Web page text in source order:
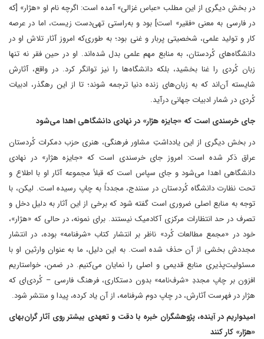
در بخش دیگری از این مطلب «عباس غزالی» آمده است: اگرچه نام او «هژار» [که
در فارسی به معنی «فقیر» است] بود و به‌راستی تهی‌دست زیست، اما در عرصه‌
کار و تولید علمی، شخصیتی پربار و غنی بود؛ به طوری‌که امروز آثار تلاش او در
دانشگاه‌های کُردستان، به منابع مهم علمی بدل شده‌اند. او در حین فقر نه تنها
زبان کُردی را غنا بخشید، بلکه دانشگاه‌ها را نیز توانگر کرد. در واقع، آثارش
شایسته آن‌اند که به زبان‌های زنده دنیا ترجمه شوند؛ تا از این رهگذر، ادبیات
کُردی در شمار ادبیات جهانی درآید.
جای خرسندی است که «جایزه‌ هژار» در نهادی دانشگاهی اهدا می‌شود
در بخش دیگری از این یادداشتِ مشاور فرهنگی، هنری حزب دمکرات کُردستان
عراق ذکر شده است: امروز جای خرسندی است که «جایزه‌ هژار» در نهادی
دانشگاهی اهدا می‌شود و جای سپاس است که قبلاً مجموعه ‌آثار او با ‌اطلاع و
تحت نظارت دانشگاه کُردستان در سنندج، مجدداً به چاپ رسیده است. لیکن، با
توجه به منابع اصلی ضروری است گفته شود که برخی از این آثار به دلیل دخل و
تصرف در حد انتظارات مرکزی آکادمیک نیستند. برای نمونه، در حالی که «هژار»،
خود در «مجمع مطالعات کُرد» ناظر بر انتشار کتاب «شرفنامه» بوده، در انتشار
مجددش بخشی از آن حذف شده است. به این دلیل، ما به عنوان وارثین او با
مسئولیت‌پذیری منابع قدیمی و اصلی را نمایان می‌کنیم. در ضمن، خواستاریم
افزون بر چاپ مجددِ «شرف‌نامه» بدون دستکاری، فرهنگ فارسی – کُردی‌ای که
هژار در فهرست آثارش، در چاپ دوم شرفنامه، از آن یاد کرده، پیدا و منتشر شود.
امیدواریم در آینده، پژوهشگران خبره با دقت و تعهدی بیشتر روی آثار گران‌بهای
«هژار» کار کنند